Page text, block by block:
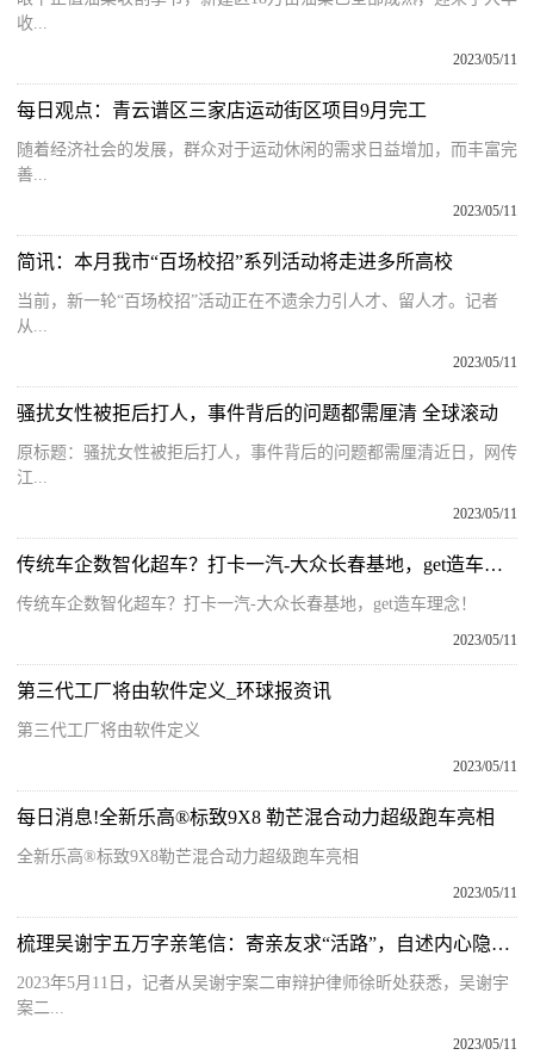
收...
2023/05/11
每日观点：青云谱区三家店运动街区项目9月完工
随着经济社会的发展，群众对于运动休闲的需求日益增加，而丰富完
善...
2023/05/11
简讯：本月我市“百场校招”系列活动将走进多所高校
当前，新一轮“百场校招”活动正在不遗余力引人才、留人才。记者
从...
2023/05/11
骚扰女性被拒后打人，事件背后的问题都需厘清 全球滚动
原标题：骚扰女性被拒后打人，事件背后的问题都需厘清近日，网传
江...
2023/05/11
传统车企数智化超车？打卡一汽-大众长春基地，get造车理念！|今日热文
传统车企数智化超车？打卡一汽-大众长春基地，get造车理念！
2023/05/11
第三代工厂将由软件定义_环球报资讯
第三代工厂将由软件定义
2023/05/11
每日消息!全新乐高®标致9X8 勒芒混合动力超级跑车亮相
全新乐高®标致9X8勒芒混合动力超级跑车亮相
2023/05/11
梳理吴谢宇五万字亲笔信：寄亲友求“活路”，自述内心隐秘世界
2023年5月11日，记者从吴谢宇案二审辩护律师徐昕处获悉，吴谢宇
案二...
2023/05/11